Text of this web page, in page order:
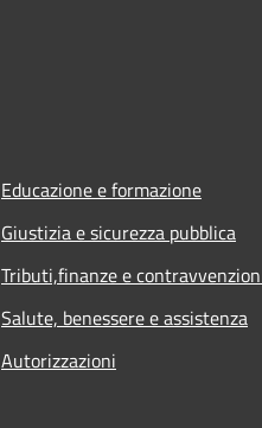
Educazione e formazione
Giustizia e sicurezza pubblica
Tributi,finanze e
Salute, benessere e assistenza
Autorizzazioni